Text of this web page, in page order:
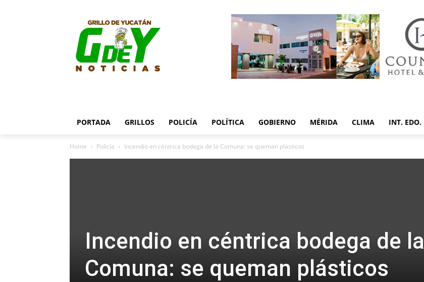
PORTADA GRILLOS POLICÍA POLÍTICA GOBIERNO MÉRIDA CLIMA INT. EDO.
Home Policía Incendio en céntrica bodega de la Comuna: se queman plásticos
Incendio en céntrica bodega de la
Comuna: se queman plásticos